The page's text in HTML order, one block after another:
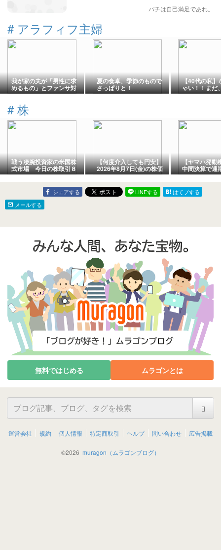
パチは自己満足であれ。
# アラフィフ主婦
我が家の夫が「男性に求
めるもの」とファンサ対
策
夏の食卓、季節のもので
さっぱりと！
【40代の私】
ゃい！！まだ
方が勝ち！と
# 株
戦う凄腕投資家の米国株
式市場 今日の株取引８
月５日
【何度介入しても円安】
2026年8月7日(金)の株価
推移(5分足チャート)と市
況
【ヤマハ発動
中間決算で通
正！ストップ
売りせずガチ
った
シェアする LINEする
はてブする
メールする
無料ではじめる ムラゴンとは
運営会社 規約 個人情報 特定商取引 ヘルプ 問い合わせ 広告掲載
©2026 muragon（ムラゴンブログ）